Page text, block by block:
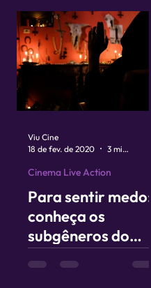
Para sentir medo:
conheça os
subgêneros do
Cinema Live Action
Viu Cine
18 de fev. de 2020
3 min de leitura